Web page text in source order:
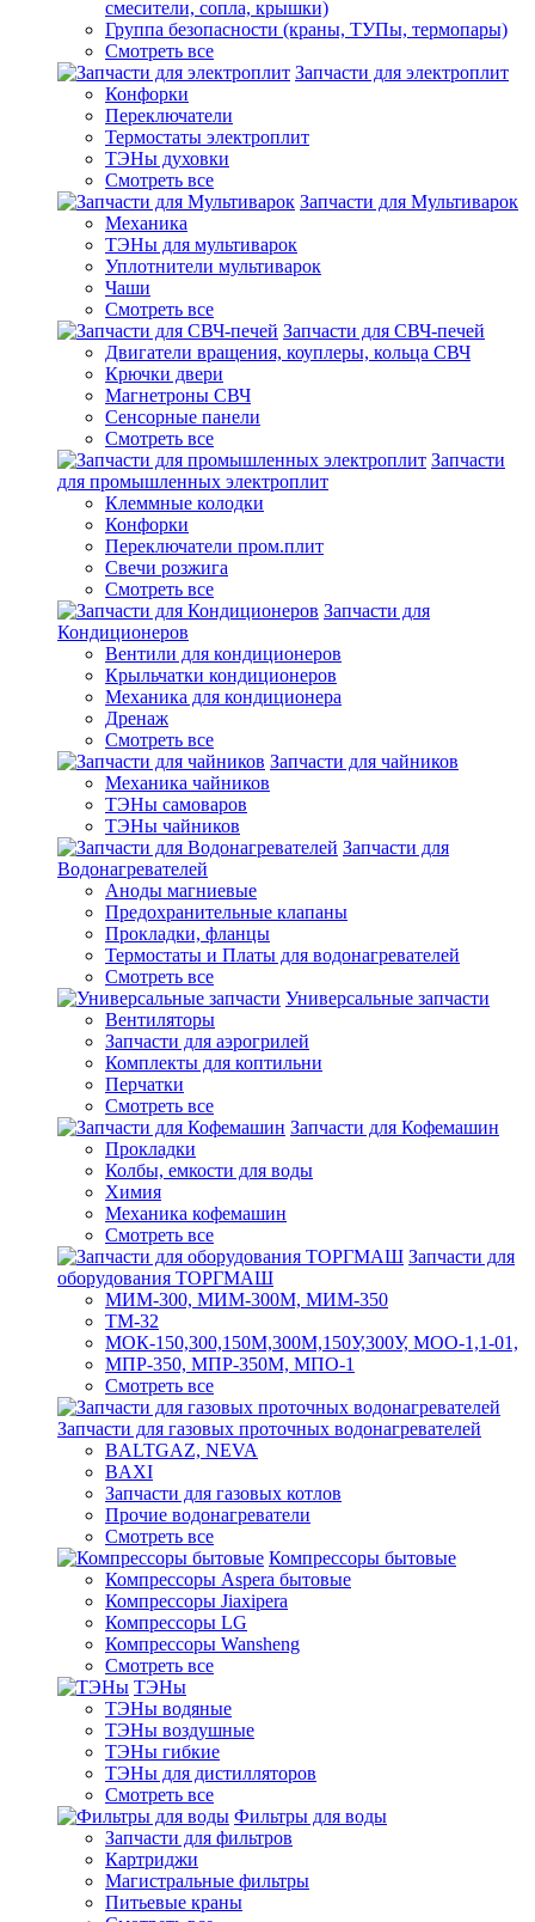
смесители, сопла, крышки)
Группа безопасности (краны, ТУПы, термопары)
Смотреть все
Запчасти для электроплит
Конфорки
Переключатели
Термостаты электроплит
ТЭНы духовки
Смотреть все
Запчасти для Мультиварок
Механика
ТЭНы для мультиварок
Уплотнители мультиварок
Чаши
Смотреть все
Запчасти для СВЧ-печей
Двигатели вращения, коуплеры, кольца СВЧ
Крючки двери
Магнетроны СВЧ
Сенсорные панели
Смотреть все
Запчасти
для промышленных электроплит
Клеммные колодки
Конфорки
Переключатели пром.плит
Свечи розжига
Смотреть все
Запчасти для
Кондиционеров
Вентили для кондиционеров
Крыльчатки кондиционеров
Механика для кондиционера
Дренаж
Смотреть все
Запчасти для чайников
Механика чайников
ТЭНы самоваров
ТЭНы чайников
Запчасти для
Водонагревателей
Аноды магниевые
Предохранительные клапаны
Прокладки, фланцы
Термостаты и Платы для водонагревателей
Смотреть все
Универсальные запчасти
Вентиляторы
Запчасти для аэрогрилей
Комплекты для коптильни
Перчатки
Смотреть все
Запчасти для Кофемашин
Прокладки
Колбы, емкости для воды
Химия
Механика кофемашин
Смотреть все
Запчасти для
оборудования ТОРГМАШ
МИМ-300, МИМ-300М, МИМ-350
ТМ-32
МОК-150,300,150М,300М,150У,300У, МОО-1,1-01,
МПР-350, МПР-350М, МПО-1
Смотреть все
Запчасти для газовых проточных водонагревателей
BALTGAZ, NEVA
BAXI
Запчасти для газовых котлов
Прочие водонагреватели
Смотреть все
Компрессоры бытовые
Компрессоры Aspera бытовые
Компрессоры Jiaxipera
Компрессоры LG
Компрессоры Wansheng
Смотреть все
ТЭНы
ТЭНы водяные
ТЭНы воздушные
ТЭНы гибкие
ТЭНы для дистилляторов
Смотреть все
Фильтры для воды
Запчасти для фильтров
Картриджи
Магистральные фильтры
Питьевые краны